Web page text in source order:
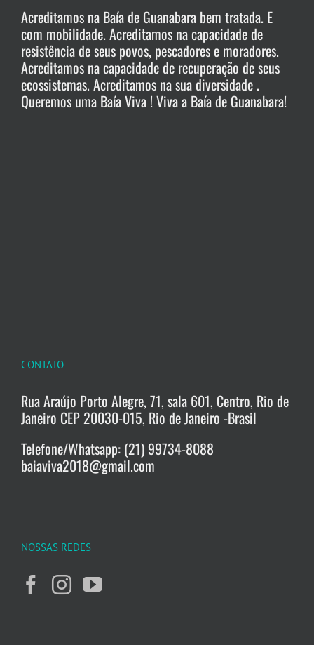
Acreditamos na Baía de Guanabara bem tratada. E
com mobilidade. Acreditamos na capacidade de
resistência de seus povos, pescadores e moradores.
Acreditamos na capacidade de recuperação de seus
ecossistemas. Acreditamos na sua diversidade .
Queremos uma Baía Viva ! Viva a Baía de Guanabara!
CONTATO
Rua Araújo Porto Alegre, 71, sala 601, Centro, Rio de
Janeiro CEP 20030-015, Rio de Janeiro -Brasil
Telefone/Whatsapp: (21) 99734-8088
baiaviva2018@gmail.com
NOSSAS REDES